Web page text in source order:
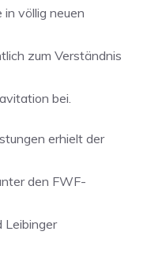
völlig neuen
zum Verständnis
bei.
erhielt der
den FWF-
Leibinger